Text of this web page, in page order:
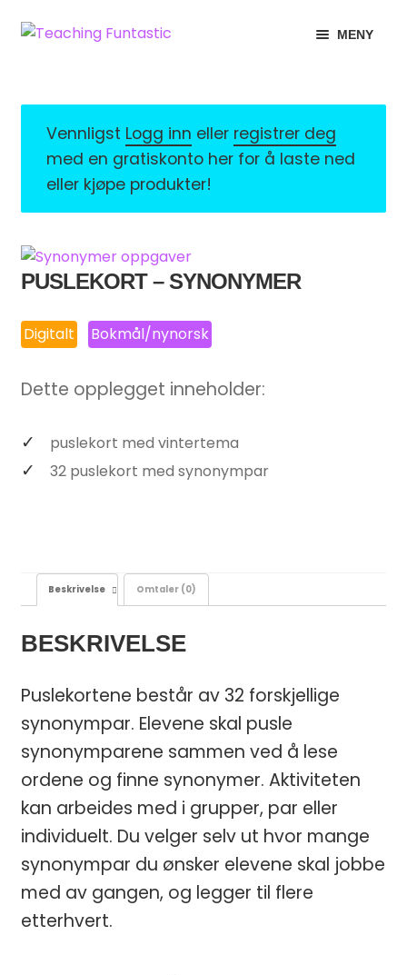
Hopp
Hopp
MENY
UNDERMENY
GRATIS
BUTIKK
LISENSER
UNDERMENY
Vennligst Logg inn eller registrer deg
med en gratiskonto her for å laste ned
eller kjøpe produkter!
PUSLEKORT – SYNONYMER
Digitalt Bokmål/nynorsk
Dette opplegget inneholder:
puslekort med vintertema
32 puslekort med synonympar
Beskrivelse Omtaler (0)
BESKRIVELSE
Puslekortene består av 32 forskjellige
synonympar. Elevene skal pusle
synonymparene sammen ved å lese
ordene og finne synonymer. Aktiviteten
kan arbeides med i grupper, par eller
individuelt. Du velger selv ut hvor mange
synonympar du ønsker elevene skal jobbe
med av gangen, og legger til flere
etterhvert.